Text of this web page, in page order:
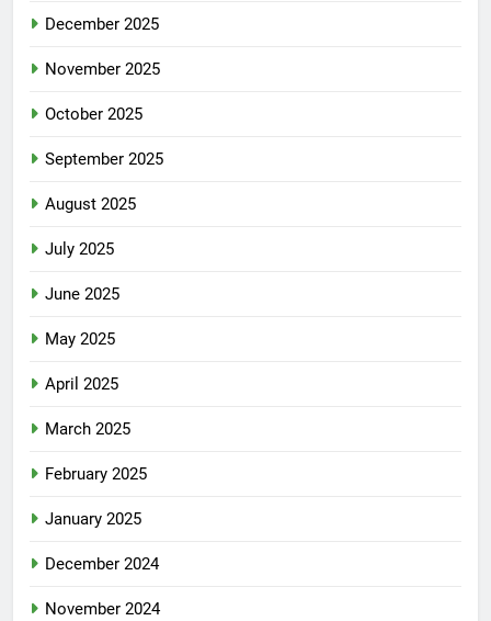
December 2025
November 2025
October 2025
September 2025
August 2025
July 2025
June 2025
May 2025
April 2025
March 2025
February 2025
January 2025
December 2024
November 2024